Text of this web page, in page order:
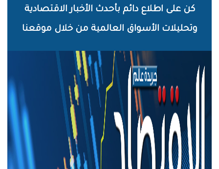
الرئيسي
كن على اطلاع دائم بأحدث الأخبار الاقتصادية
وتحليلات الأسواق العالمية من خلال موقعنا